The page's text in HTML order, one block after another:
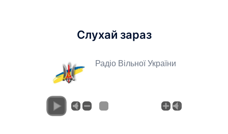
Слухай зараз
Радіо Вільної України